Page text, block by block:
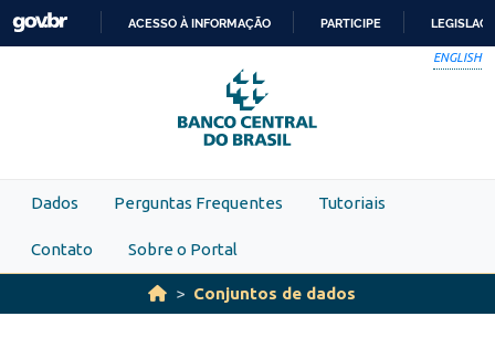
Skip to main content
PARA
O
CONTEÚDO
ACESSO À INFORMAÇÃO PARTICIPE
ENGLISH
Dados Perguntas Frequentes Tutoriais
Contato Sobre o Portal
Conjuntos de dados